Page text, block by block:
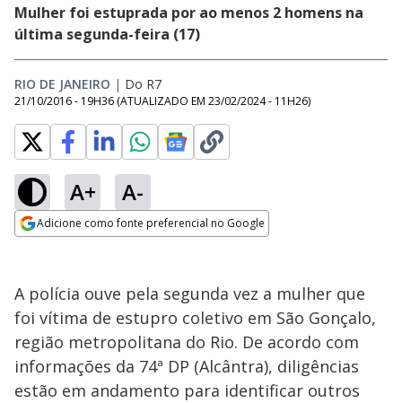
Mulher foi estuprada por ao menos 2 homens na
última segunda-feira (17)
RIO DE JANEIRO | Do R7
21/10/2016 - 19H36 (ATUALIZADO EM 23/02/2024 - 11H26)
A+ A-
Adicione como fonte preferencial no Google
A polícia ouve pela segunda vez a mulher que
foi vítima de estupro coletivo em São Gonçalo,
região metropolitana do Rio. De acordo com
informações da 74ª DP (Alcântra), diligências
estão em andamento para identificar outros